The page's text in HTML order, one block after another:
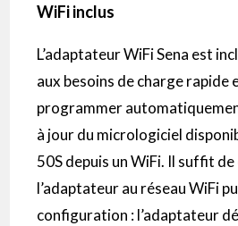
WiFi inclus
L’adaptateur WiFi Sena est
aux besoins de charge rapide
programmer
à jour du micrologiciel
50S depuis un WiFi. Il suffit
l’adaptateur au réseau WiFi
configuration : l’adaptateur